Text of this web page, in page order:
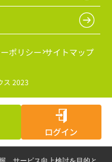
ポリシー サイトマップ
ス 2023
ログイン